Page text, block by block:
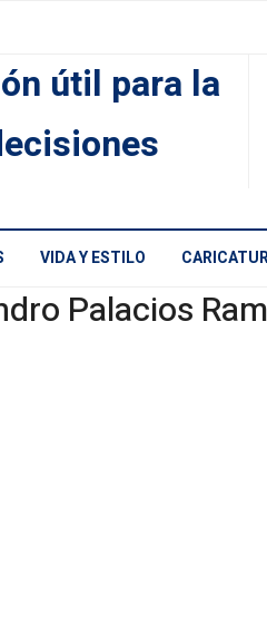
útil para la
VIDA Y ESTILO
Palacios